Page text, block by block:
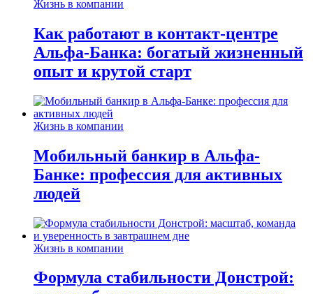
Жизнь в компании
Как работают в контакт-центре
Альфа-Банка: богатый жизненный
опыт и крутой старт
Жизнь в компании
Мобильный банкир в Альфа-
Банке: профессия для активных
людей
Жизнь в компании
Формула стабильности Донстрой: